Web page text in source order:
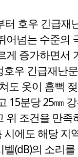
터 호우 긴급재
어넘는 수준의
게 증가하면서
호우 긴급재난
도 옷이 흠뻑
15분당 25㎜
위 조건을 만족
시에도 해당 지
벨(dB)의 소리